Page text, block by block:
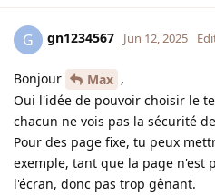
G gn1234567 Jun 12, 2025
Bonjour Max ,
Oui l'idée de pouvoir choisir le
chacun ne vois pas la sécurité
Pour des page fixe, tu peux
exemple, tant que la page n'est
l'écran, donc pas trop gênant.